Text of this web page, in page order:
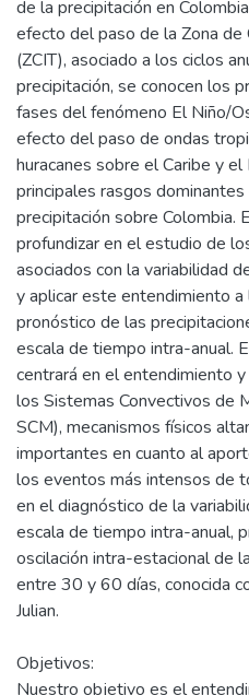
de la precipitación en
efecto del paso de la Zona
(ZCIT), asociado a los ciclos
precipitación, se conocen los
fases del fenómeno El Niño/
efecto del paso de ondas
huracanes sobre el Caribe y
principales rasgos
precipitación sobre Colombia.
profundizar en el estudio de
asociados con la variabilidad
y aplicar este entendimiento
pronóstico de las
escala de tiempo intra-anual.
centrará en el entendimiento
los Sistemas Convectivos de
SCM), mecanismos físicos
importantes en cuanto al
los eventos más intensos de
en el diagnóstico de la
escala de tiempo intra-anual,
oscilación intra-estacional de
entre 30 y 60 días, conocida
Julian.
Objetivos:
Nuestro objetivo es el